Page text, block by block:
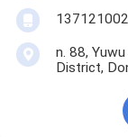
n. 88,
District,